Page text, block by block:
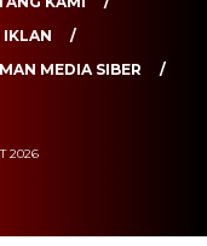
IKLAN
MEDIA SIBER
2026